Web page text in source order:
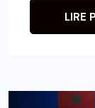
LIRE